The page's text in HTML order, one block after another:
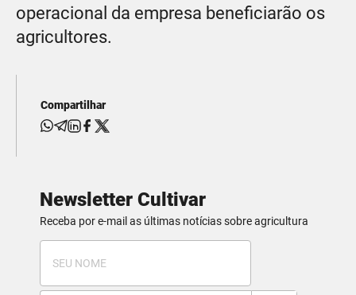
operacional da empresa beneficiarão os
agricultores.
Compartilhar
Newsletter Cultivar
Receba por e-mail as últimas notícias sobre agricultura